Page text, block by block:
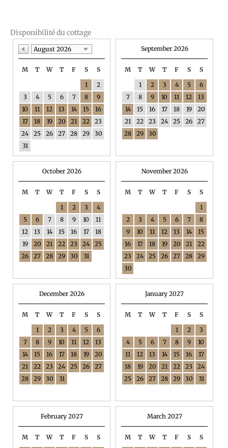
Disponibilité du cottage
August 2026
M T W T F S
S
1
2
3
4 5 6 7 8
9
10
11 12 13 14 15
16
17
18 19 20 21 22
23
24
25 26 27 28 29
30
31
September 2026
M T W T F S
S
1
2 3 4 5
6
7
8 9 10 11 12
13
14
15 16 17 18 19
20
21
22 23 24 25 26
27
28
29 30
October 2026
M T W T F S
S
1
2 3
4
5
6 7 8 9 10
11
12
13 14 15 16 17
18
19
20 21 22 23 24
25
26
27 28 29 30 31
November 2026
M T W T F S
S
1
2
3 4 5 6 7
8
9
10 11 12 13 14
15
16
17 18 19 20 21
22
23
24 25 26 27 28
29
30
December 2026
M T W T F S
S
1
2 3 4 5
6
7
8 9 10 11 12
13
14
15 16 17 18 19
20
21
22 23 24 25 26
27
28
29 30 31
January 2027
M T W T F S
S
1
2
3
4
5 6 7 8 9
10
11
12 13 14 15 16
17
18
19 20 21 22 23
24
25
26 27 28 29 30 31
February 2027
M T W T F S
S
March 2027
M T W T F S
S